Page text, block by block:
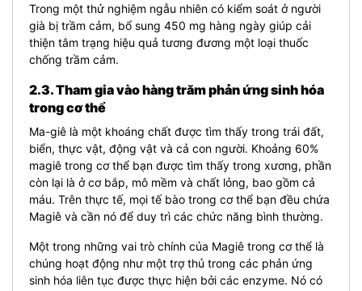
Trong một thử nghiệm ngẫu nhiên có kiểm soát ở người
già bị trầm cảm, bổ sung 450 mg hàng ngày giúp cải
thiện tâm trạng hiệu quả tương đương một loại thuốc
chống trầm cảm.
2.3. Tham gia vào hàng trăm phản ứng sinh hóa
trong cơ thể
Ma-giê là một khoáng chất được tìm thấy trong trái đất,
biển, thực vật, động vật và cả con người. Khoảng 60%
magiê trong cơ thể bạn được tìm thấy trong xương, phần
còn lại là ở cơ bắp, mô mềm và chất lỏng, bao gồm cả
máu. Trên thực tế, mọi tế bào trong cơ thể bạn đều chứa
Magiê và cần nó để duy trì các chức năng bình thường.
Một trong những vai trò chính của Magiê trong cơ thể là
chúng hoạt động như một trợ thủ trong các phản ứng
sinh hóa liên tục được thực hiện bởi các enzyme. Nó có